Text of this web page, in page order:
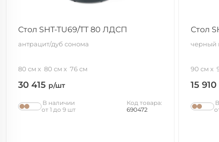
Стол SHT-TU69/TT 80 ЛДСП
антрацит/дуб сонома
80 см 80 см 76 см
30 415 р/шт
В наличии
от 1 до 9 шт
Код товара:
690472
Стол
черный
90 см
15 910